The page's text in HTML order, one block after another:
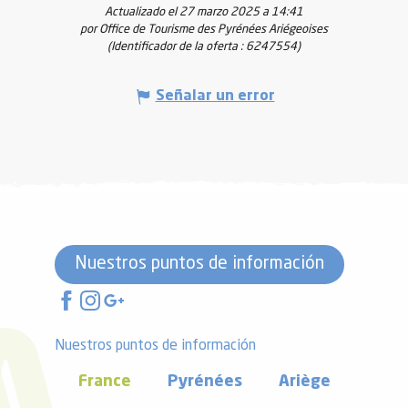
Actualizado el 27 marzo 2025 a 14:41
por Office de Tourisme des Pyrénées Ariégeoises
(Identificador de la oferta : 6247554)
Señalar un error
Nuestros puntos de información
Nuestros puntos de información
France Pyrénées Ariège